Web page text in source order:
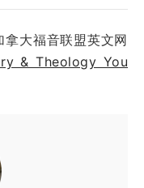
大福音联盟英文网
& Theology You